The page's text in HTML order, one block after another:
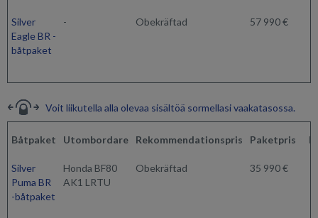
Silver
Eagle BR -
båtpaket
- Obekräftad 57 990 €
Voit liikutella alla olevaa sisältöä sormellasi vaakatasossa.
Båtpaket Utombordare Rekommendationspris Paketpris
Silver
Puma BR
-båtpaket
Honda BF80
AK1 LRTU
Obekräftad 35 990 €